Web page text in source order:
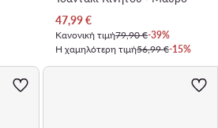
Τρέχουσα τιμή
47,99€
Κανονική τιμή79,90 €-39%
Η χαμηλότερη τιμή56,99 €-15%